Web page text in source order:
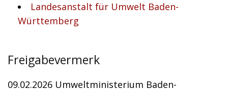
Landesanstalt für Umwelt Baden-
Württemberg
Freigabevermerk
09.02.2026 Umweltministerium Baden-